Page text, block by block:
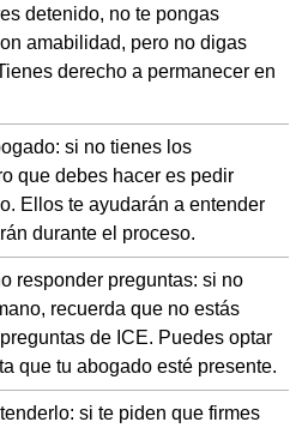
detenido, no te pongas
amabilidad, pero no digas
derecho a permanecer en
si no tienes los
que debes hacer es pedir
Ellos te ayudarán a entender
durante el proceso.
responder preguntas: si no
recuerda que no estás
de ICE. Puedes optar
que tu abogado esté presente.
si te piden que firmes